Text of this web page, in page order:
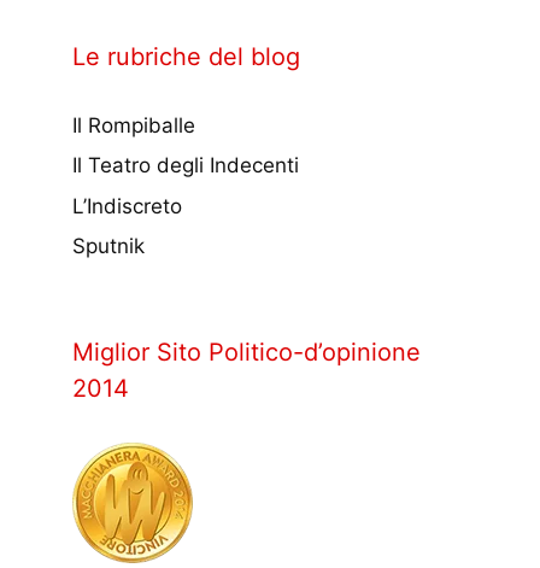
Le rubriche del blog
Il Rompiballe
Il Teatro degli Indecenti
L’Indiscreto
Sputnik
Miglior Sito Politico-d’opinione
2014